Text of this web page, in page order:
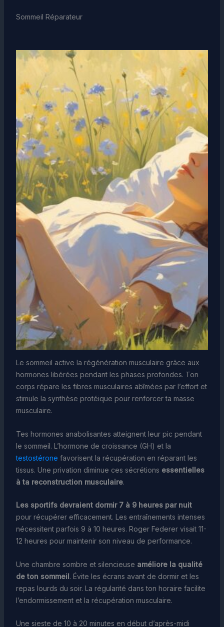
Sommeil Réparateur
Le sommeil active la régénération musculaire grâce aux
hormones libérées pendant les phases profondes. Ton
corps répare les fibres musculaires abîmées par l’effort et
stimule la synthèse protéique pour renforcer ta masse
musculaire.
Tes hormones anabolisantes atteignent leur pic pendant
le sommeil. L’hormone de croissance (GH) et la
testostérone favorisent la récupération en réparant les
tissus. Une privation diminue ces sécrétions essentielles
à ta reconstruction musculaire.
Les sportifs devraient dormir 7 à 9 heures par nuit
pour récupérer efficacement. Les entraînements intenses
nécessitent parfois 9 à 10 heures. Roger Federer visait 11-
12 heures pour maintenir son niveau de performance.
Une chambre sombre et silencieuse améliore la qualité
de ton sommeil. Évite les écrans avant de dormir et les
repas lourds du soir. La régularité dans ton horaire facilite
l’endormissement et la récupération musculaire.
Une sieste de 10 à 20 minutes en début d’après-midi